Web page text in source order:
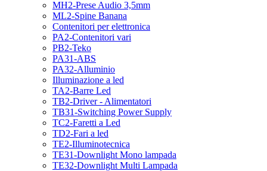
MH2-Prese Audio 3,5mm
ML2-Spine Banana
Contenitori per elettronica
PA2-Contenitori vari
PB2-Teko
PA31-ABS
PA32-Alluminio
Illuminazione a led
TA2-Barre Led
TB2-Driver - Alimentatori
TB31-Switching Power Supply
TC2-Faretti a Led
TD2-Fari a led
TE2-Illuminotecnica
TE31-Downlight Mono lampada
TE32-Downlight Multi Lampada